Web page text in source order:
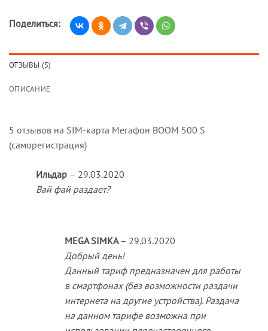
Поделиться:
ОТЗЫВЫ (5)
ОПИСАНИЕ
5 отзывов на SIM-карта Мегафон BOOM 500 S
(саморегистрация)
Ильдар – 29.03.2020
Вай фай раздает?
MEGA SIMKA – 29.03.2020
Добрый день!
Данный тариф предназначен для работы
в смартфонах (без возможности раздачи
интернета на другие устройства). Раздача
на данном тарифе возможна при